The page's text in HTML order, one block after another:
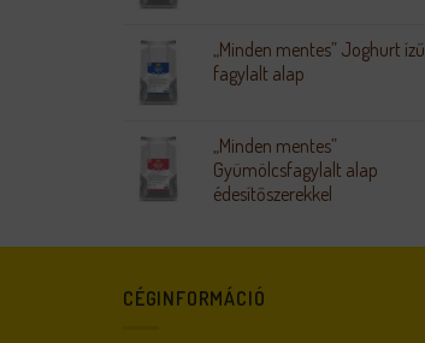
„Minden mentes” Joghurt ízű
fagylalt alap
„Minden mentes”
Gyümölcsfagylalt alap
édesítőszerekkel
CÉGINFORMÁCIÓ